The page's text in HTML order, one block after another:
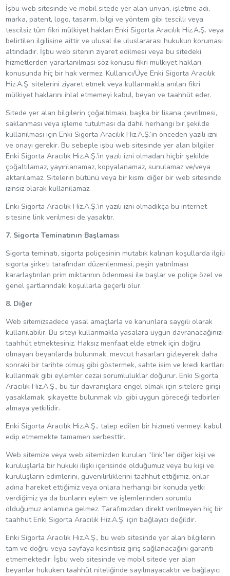
İşbu web sitesinde ve mobil sitede yer alan unvan, işletme adı,
marka, patent, logo, tasarım, bilgi ve yöntem gibi tescilli veya
tescilsiz tüm fikri mülkiyet hakları Enki Sigorta Aracılık Hiz.A.Ş. veya
belirtilen ilgilisine aittir ve ulusal ile uluslararası hukukun koruması
altındadır. İşbu web sitenin ziyaret edilmesi veya bu sitedeki
hizmetlerden yararlanılması söz konusu fikri mülkiyet hakları
konusunda hiç bir hak vermez. Kullanıcı/Üye Enki Sigorta Aracılık
Hiz.A.Ş. sitelerini ziyaret etmek veya kullanmakla anılan fikri
mülkiyet haklarını ihlal etmemeyi kabul, beyan ve taahhüt eder.
Sitede yer alan bilgilerin çoğaltılması, başka bir lisana çevrilmesi,
saklanması veya işleme tutulması da dahil herhangi bir şekilde
kullanılması için Enki Sigorta Aracılık Hiz.A.Ş.’in önceden yazılı izni
ve onayı gerekir. Bu sebeple işbu web sitesinde yer alan bilgiler
Enki Sigorta Aracılık Hiz.A.Ş.’in yazılı izni olmadan hiçbir şekilde
çoğaltılamaz, yayınlanamaz, kopyalanamaz, sunulamaz ve/veya
aktarılamaz. Sitelerin bütünü veya bir kısmı diğer bir web sitesinde
izinsiz olarak kullanılamaz.
Enki Sigorta Aracılık Hiz.A.Ş.’in yazılı izni olmadıkça bu internet
sitesine link verilmesi de yasaktır.
7. Sigorta Teminatının Başlaması
Sigorta teminatı, sigorta poliçesinin mutabık kalınan koşullarda ilgili
sigorta şirketi tarafından düzenlenmesi, peşin yatırılması
kararlaştırılan prim miktarının ödenmesi ile başlar ve poliçe özel ve
genel şartlarındaki koşullarla geçerli olur.
8. Diğer
Web sitemizsadece yasal amaçlarla ve kanunlara saygılı olarak
kullanılabilir. Bu siteyi kullanmakla yasalara uygun davranacağınızı
taahhüt etmektesiniz. Haksız menfaat elde etmek için doğru
olmayan beyanlarda bulunmak, mevcut hasarları gizleyerek daha
sonraki bir tarihte olmuş gibi göstermek, sahte isim ve kredi kartları
kullanmak gibi eylemler cezai sorumluluklar doğurur. Enki Sigorta
Aracılık Hiz.A.Ş., bu tür davranışlara engel olmak için sitelere girişi
yasaklamak, şikayette bulunmak v.b. gibi uygun göreceği tedbirleri
almaya yetkilidir.
Enki Sigorta Aracılık Hiz.A.Ş., talep edilen bir hizmeti vermeyi kabul
edip etmemekte tamamen serbesttir.
Web sitemize veya web sitemizden kurulan “link”ler diğer kişi ve
kuruluşlarla bir hukuki ilişki içerisinde olduğumuz veya bu kişi ve
kuruluşların edimlerini, güvenilirliklerini taahhüt ettiğimiz, onlar
adına hareket ettiğimiz veya onlara herhangi bir konuda yetki
verdiğimiz ya da bunların eylem ve işlemlerinden sorumlu
olduğumuz anlamına gelmez. Tarafımızdan direkt verilmeyen hiç bir
taahhüt Enki Sigorta Aracılık Hiz.A.Ş. için bağlayıcı değildir.
Enki Sigorta Aracılık Hiz.A.Ş., bu web sitesinde yer alan bilgilerin
tam ve doğru veya sayfaya kesintisiz giriş sağlanacağını garanti
etmemektedir. İşbu web sitesinde ve mobil sitede yer alan
beyanlar hukuken taahhüt niteliğinde sayılmayacaktır ve bağlayıcı